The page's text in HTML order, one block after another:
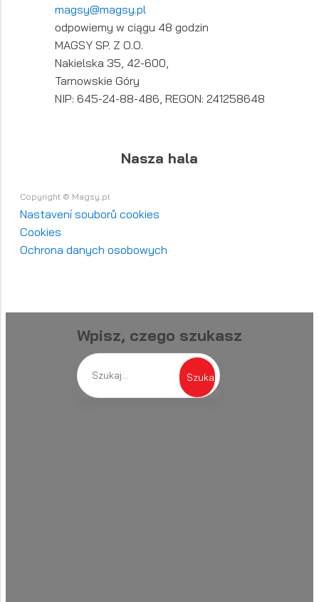
magsy@magsy.pl
odpowiemy w ciągu 48 godzin
MAGSY SP. Z O.O.
Nakielska 35, 42-600,
Tarnowskie Góry
NIP: 645-24-88-486, REGON: 241258648
Nasza hala
Copyright © Magsy.pl
Nastavení souborů cookies
Cookies
Ochrona danych osobowych
Wpisz, czego szukasz